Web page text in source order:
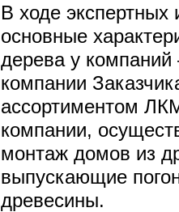
В ходе
основные
дерева у компаний
компании
ассортиментом
компании,
монтаж домов из
выпускающие
древесины.